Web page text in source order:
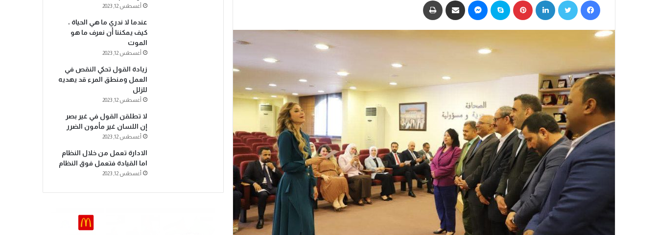
أغسطس 12, 2023
عندما لا ندري ما هي الحياة ،
كيف يمكننا أن نعرف ما هو
الموت
أغسطس 12, 2023
زيادة القول تحكي النقص في
العمل ومنطق المرء قد يهديه
للزلل
أغسطس 12, 2023
لا تطلقن القول في غير بصر
إن اللسان غير مأمون الضرر
أغسطس 12, 2023
الادارة تعمل من خلال النظام
اما القيادة فتعمل فوق النظام
أغسطس 12, 2023